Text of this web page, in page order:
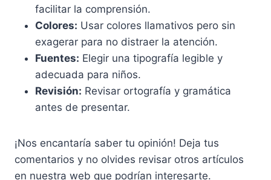
facilitar la comprensión.
Colores: Usar colores llamativos pero sin
exagerar para no distraer la atención.
Fuentes: Elegir una tipografía legible y
adecuada para niños.
Revisión: Revisar ortografía y gramática
antes de presentar.
¡Nos encantaría saber tu opinión! Deja tus
comentarios y no olvides revisar otros artículos
en nuestra web que podrían interesarte.